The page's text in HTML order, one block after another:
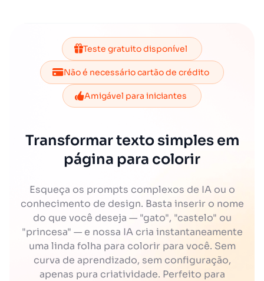
Teste gratuito disponível
Não é necessário cartão de crédito
Amigável para iniciantes
Transformar texto simples em
página para colorir
Esqueça os prompts complexos de IA ou o
conhecimento de design. Basta inserir o nome
do que você deseja — "gato", "castelo" ou
"princesa" — e nossa IA cria instantaneamente
uma linda folha para colorir para você. Sem
curva de aprendizado, sem configuração,
apenas pura criatividade. Perfeito para